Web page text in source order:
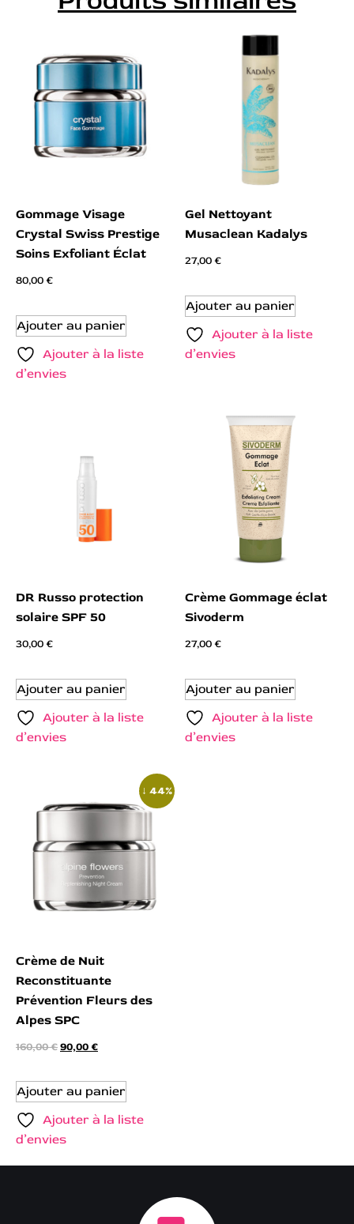
Gommage Visage
Crystal Swiss Prestige
Soins Exfoliant Éclat
80,00€
Ajouter au panier
Ajouter à la liste
d’envies
Gel Nettoyant
Musaclean Kadalys
27,00€
Ajouter au panier
Ajouter à la liste
d’envies
DR Russo protection
solaire SPF 50
30,00€
Ajouter au panier
Ajouter à la liste
d’envies
Crème Gommage éclat
Sivoderm
27,00€
Ajouter au panier
Ajouter à la liste
d’envies
↓ 44%
Crème de Nuit
Reconstituante
Prévention Fleurs des
Alpes SPC
160,00€90,00€
Ajouter au panier
Ajouter à la liste
d’envies